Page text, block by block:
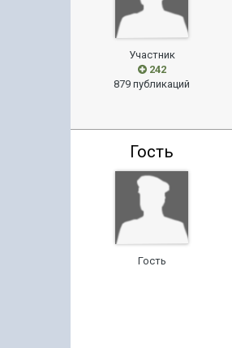
Участник
242
879 публикаций
Гость
Гость